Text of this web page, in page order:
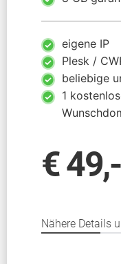
eigene IP
Plesk /
beliebige
1
€ 49,-
Nähere Details